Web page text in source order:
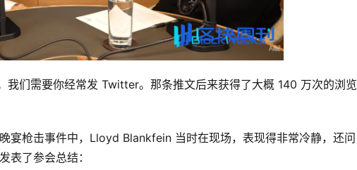
我们需要你经常发 Twitter。那条推文后来获得了大概 140 万次的浏览
宴枪击事件中，Lloyd Blankfein 当时在现场，表现得非常冷静，还问
表了参会总结：